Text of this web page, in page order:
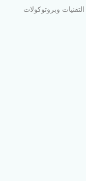
وبروتوكولات